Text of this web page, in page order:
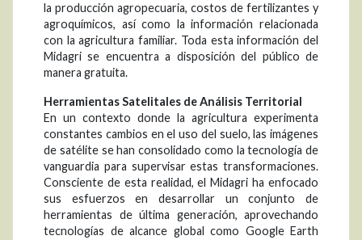
la producción agropecuaria, costos de fertilizantes y
agroquímicos, así como la información relacionada
con la agricultura familiar. Toda esta información del
Midagri se encuentra a disposición del público de
manera gratuita.
Herramientas Satelitales de Análisis Territorial
En un contexto donde la agricultura experimenta
constantes cambios en el uso del suelo, las imágenes
de satélite se han consolidado como la tecnología de
vanguardia para supervisar estas transformaciones.
Consciente de esta realidad, el Midagri ha enfocado
sus esfuerzos en desarrollar un conjunto de
herramientas de última generación, aprovechando
tecnologías de alcance global como Google Earth